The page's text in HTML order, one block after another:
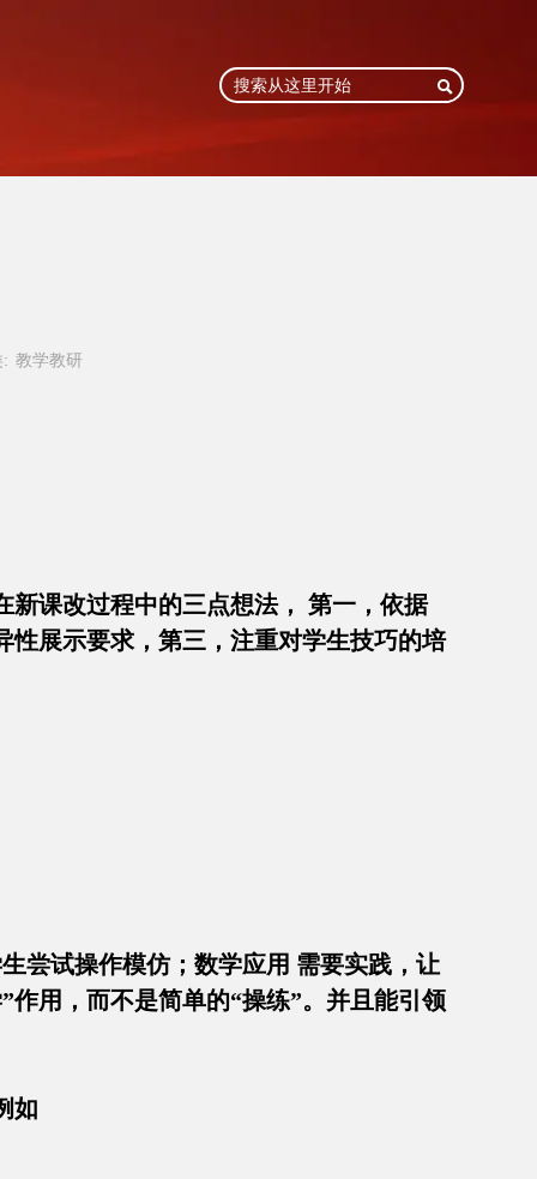

教学教研
课改过程中的三点想法， 第一，依据
展示要求，第三，注重对学生技巧的培
尝试操作模仿；数学应用 需要实践，让
用，而不是简单的“操练”。并且能引领
例如